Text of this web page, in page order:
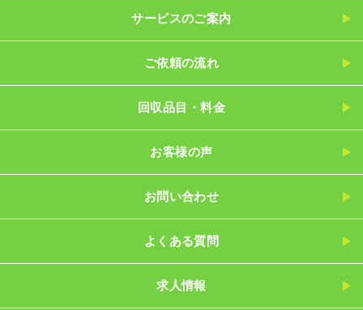
サービスのご案内
ご依頼の流れ
回収品目・料金
お客様の声
お問い合わせ
よくある質問
求人情報